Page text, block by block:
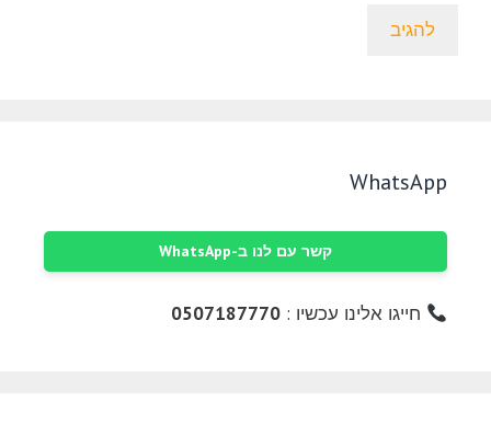
WhatsApp
קשר עם לנו ב-WhatsApp
חייגו אלינו עכשיו :0507187770